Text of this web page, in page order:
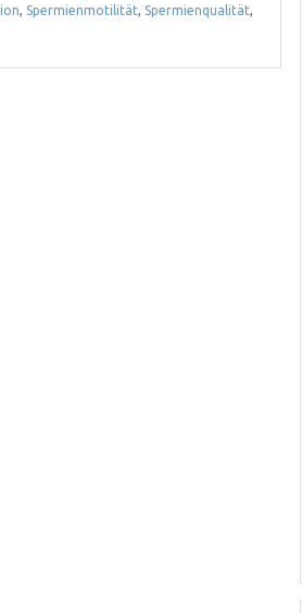
, Spermienmotilität, Spermienqualität,